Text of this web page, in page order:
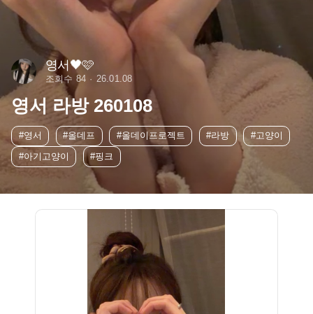
영서🖤🩷
조회수 84 26.01.08
영서 라방 260108
#영서 #올데프 #올데이프로젝트 #라방
#고양이
#아기고양이
#핑크